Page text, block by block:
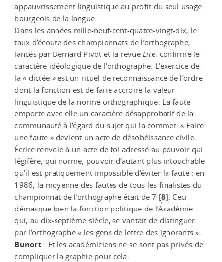
appauvrissement linguistique au profit du seul usage
bourgeois de la langue.
Dans les années mille-neuf-cent-quatre-vingt-dix, le
taux d’écoute des championnats de l’orthographe,
lancés par Bernard Pivot et la revue Lire, confirme le
caractère idéologique de l’orthographe. L’exercice de
la « dictée » est un rituel de reconnaissance de l’ordre
dont la fonction est de faire accroire la valeur
linguistique de la norme orthographique. La faute
emporte avec elle un caractère désapprobatif de la
communauté à l’égard du sujet qui la commet. « Faire
une faute » devient un acte de désobéissance civile.
Écrire renvoie à un acte de foi adressé au pouvoir qui
légifère, qui norme, pouvoir d’autant plus intouchable
qu’il est pratiquement impossible d’éviter la faute : en
1986, la moyenne des fautes de tous les finalistes du
championnat de l’orthographe était de 7 [8] . Ceci
démasque bien la fonction politique de l’Académie
qui, au dix-septième siècle, se vantait de distinguer
par l’orthographe « les gens de lettre des ignorants ».
Bunort : Et les académiciens ne se sont pas privés de
compliquer la graphie pour cela.